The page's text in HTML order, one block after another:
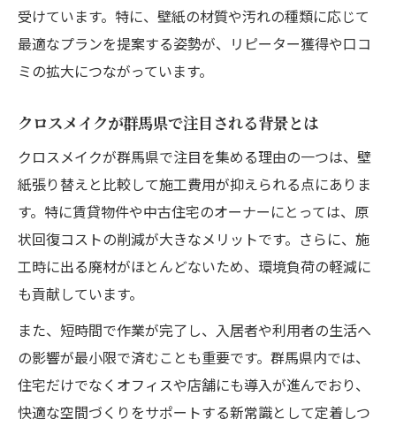
受けています。特に、壁紙の材質や汚れの種類に応じて
最適なプランを提案する姿勢が、リピーター獲得や口コ
ミの拡大につながっています。
クロスメイクが群馬県で注目される背景とは
クロスメイクが群馬県で注目を集める理由の一つは、壁
紙張り替えと比較して施工費用が抑えられる点にありま
す。特に賃貸物件や中古住宅のオーナーにとっては、原
状回復コストの削減が大きなメリットです。さらに、施
工時に出る廃材がほとんどないため、環境負荷の軽減に
も貢献しています。
また、短時間で作業が完了し、入居者や利用者の生活へ
の影響が最小限で済むことも重要です。群馬県内では、
住宅だけでなくオフィスや店舗にも導入が進んでおり、
快適な空間づくりをサポートする新常識として定着しつ